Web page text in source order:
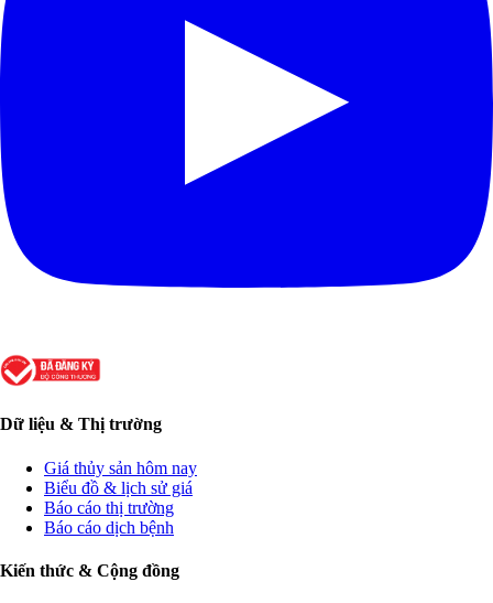
Dữ liệu & Thị trường
Giá thủy sản hôm nay
Biểu đồ & lịch sử giá
Báo cáo thị trường
Báo cáo dịch bệnh
Kiến thức & Cộng đồng